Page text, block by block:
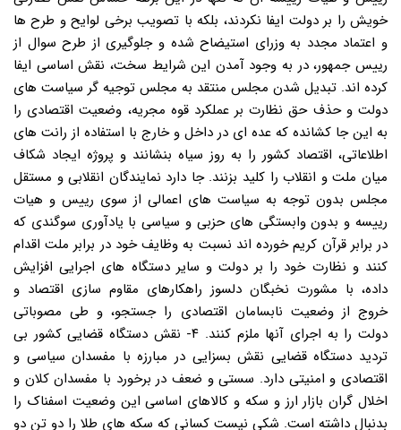
خویش را بر دولت ایفا نکردند، بلکه با تصویب برخی لوایح و طرح ها
و اعتماد مجدد به وزرای استیضاح شده و جلوگیری از طرح سوال از
رییس جمهور، در به وجود آمدن این شرایط سخت، نقش اساسی ایفا
کرده اند. تبدیل شدن مجلس منتقد به مجلس توجیه گر سیاست های
دولت و حذف حق نظارت بر عملکرد قوه مجریه، وضعیت اقتصادی را
به این جا کشانده که عده ای در داخل و خارج با استفاده از رانت های
اطلاعاتی، اقتصاد کشور را به روز سیاه بنشانند و پروژه ایجاد شکاف
میان ملت و انقلاب را کلید بزنند. جا دارد نمایندگان انقلابی و مستقل
مجلس بدون توجه به سیاست های اعمالی از سوی رییس و هیات
رییسه و بدون وابستگی های حزبی و سیاسی با یادآوری سوگندی که
در برابر قرآن کریم خورده اند نسبت به وظایف خود در برابر ملت اقدام
کنند و نظارت خود را بر دولت و سایر دستگاه های اجرایی افزایش
داده، با مشورت نخبگان دلسوز راهکارهای مقاوم سازی اقتصاد و
خروج از وضعیت نابسامان اقتصادی را جستجو، و طی مصوباتی
دولت را به اجرای آنها ملزم کنند. ۴- نقش دستگاه قضایی کشور بی
تردید دستگاه قضایی نقش بسزایی در مبارزه با مفسدان سیاسی و
اقتصادی و امنیتی دارد. سستی و ضعف در برخورد با مفسدان کلان و
اخلال گران بازار ارز و سکه و کالاهای اساسی این وضعیت اسفناک را
بدنبال داشته است. شکی نیست کسانی که سکه های طلا را دو تن دو